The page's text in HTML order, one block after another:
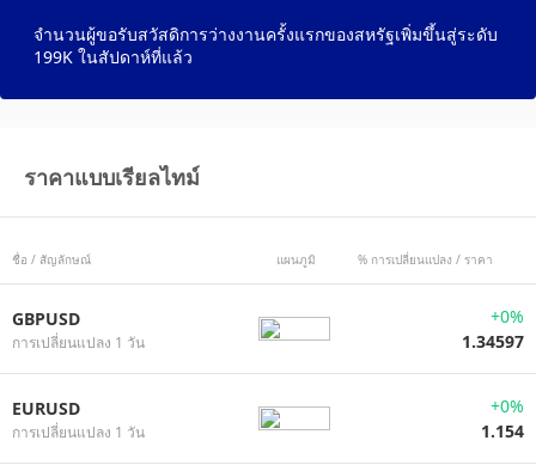
จำนวนผู้ขอรับสวัสดิการว่างงานครั้งแรกของสหรัฐเพิ่มขึ้นสู่ระดับ
199K ในสัปดาห์ที่แล้ว
ราคาแบบเรียลไทม์
ชื่อ / สัญลักษณ์ แผนภูมิ % การเปลี่ยนแปลง / ราคา
GBPUSD
การเปลี่ยนแปลง 1 วัน
+0%
1.34597
EURUSD
การเปลี่ยนแปลง 1 วัน
+0%
1.154